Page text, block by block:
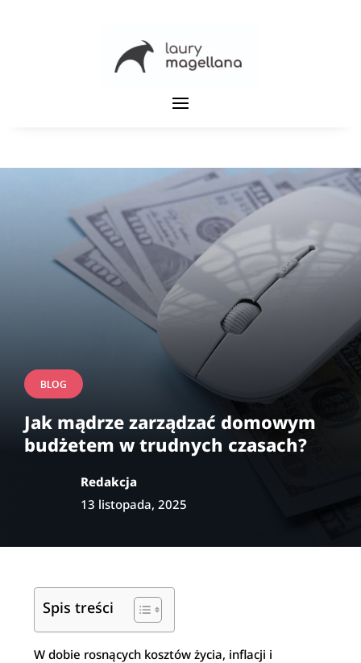
BLOG
Jak mądrze zarządzać domowym
budżetem w trudnych czasach?
Redakcja
13 listopada, 2025
Spis treści
W dobie rosnących kosztów życia, inflacji i